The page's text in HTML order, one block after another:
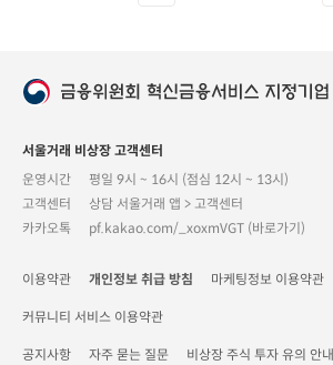
서울거래 비상장 고객센터
운영시간
평일 9시 ~ 16시 (점심 12시 ~ 13시)
고객센터
상담 서울거래 앱 > 고객센터
카카오톡
pf.kakao.com/_xoxmVGT (바로가기)
이용약관 개인정보 취급 방침 마케팅정보 이용약관
커뮤니티 서비스 이용약관
공지사항 자주 묻는 질문 비상장 주식 투자 유의 안내